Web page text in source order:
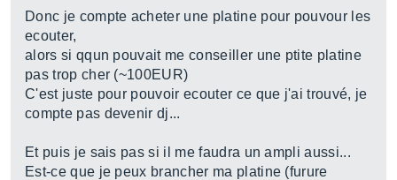
Donc je compte acheter une platine pour pouvour les
ecouter,
alors si qqun pouvait me conseiller une ptite platine
pas trop cher (~100EUR)
C'est juste pour pouvoir ecouter ce que j'ai trouvé, je
compte pas devenir dj...
Et puis je sais pas si il me faudra un ampli aussi...
Est-ce que je peux brancher ma platine (furure